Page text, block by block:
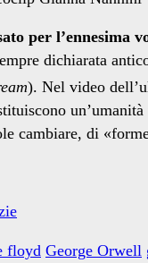
per l’ennesima
dichiarata
). Nel video
cambiare, di
floyd George Orwell